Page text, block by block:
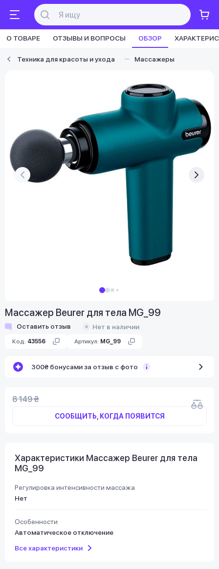
О ТОВАРЕ ОТЗЫВЫ И ВОПРОСЫ ОБЗОР
Техника для красоты и ухода Массажеры
Массажер Beurer для тела MG_99
Оставить отзыв Нет в наличии
Код: 43556 Артикул: MG_99
300₴ бонусами за отзыв с фото
8 149 ₴
СООБЩИТЬ, КОГДА ПОЯВИТСЯ
Характеристики Массажер Beurer для тела
MG_99
Регулировка интенсивности массажа
Нет
Особенности
Автоматическое отключение
Все характеристики